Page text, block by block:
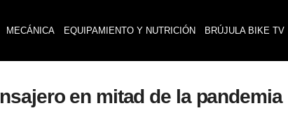
MECÁNICA EQUIPAMIENTO Y NUTRICIÓN BRÚJULA BIKE TV
en mitad de la pandemia